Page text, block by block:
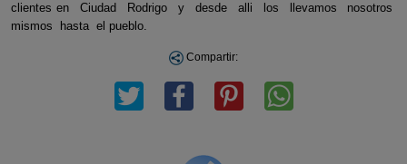
clientes en Ciudad Rodrigo y desde alli los llevamos nosotros
mismos hasta el pueblo.
Compartir: